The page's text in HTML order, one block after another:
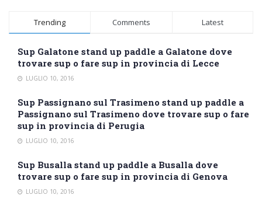
Trending Comments Latest
Sup Galatone stand up paddle a Galatone dove
trovare sup o fare sup in provincia di Lecce
LUGLIO 10, 2016
Sup Passignano sul Trasimeno stand up paddle a
Passignano sul Trasimeno dove trovare sup o fare
sup in provincia di Perugia
LUGLIO 10, 2016
Sup Busalla stand up paddle a Busalla dove
trovare sup o fare sup in provincia di Genova
LUGLIO 10, 2016